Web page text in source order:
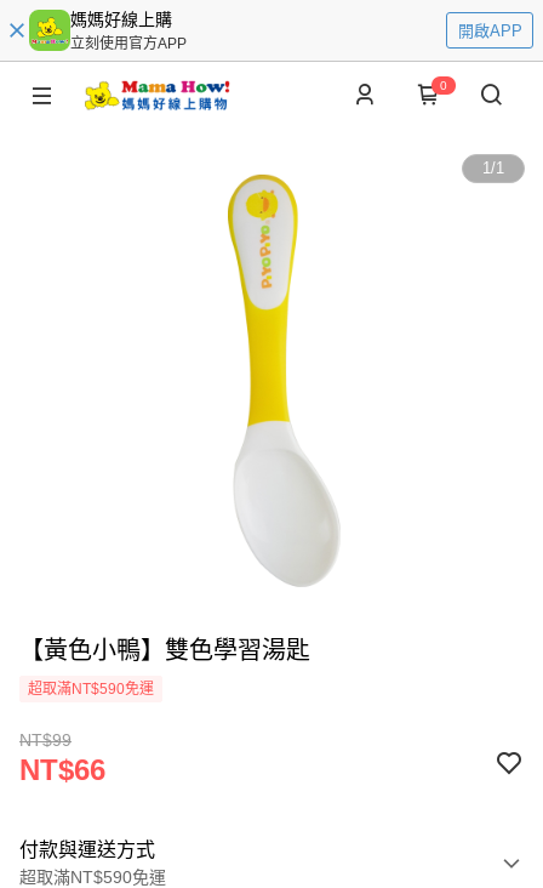
媽媽好線上購
立刻使用官方APP
開啟APP
0
1/1
【黃色小鴨】雙色學習湯匙
超取滿NT$590免運
NT$99
NT$66
付款與運送方式
超取滿NT$590免運